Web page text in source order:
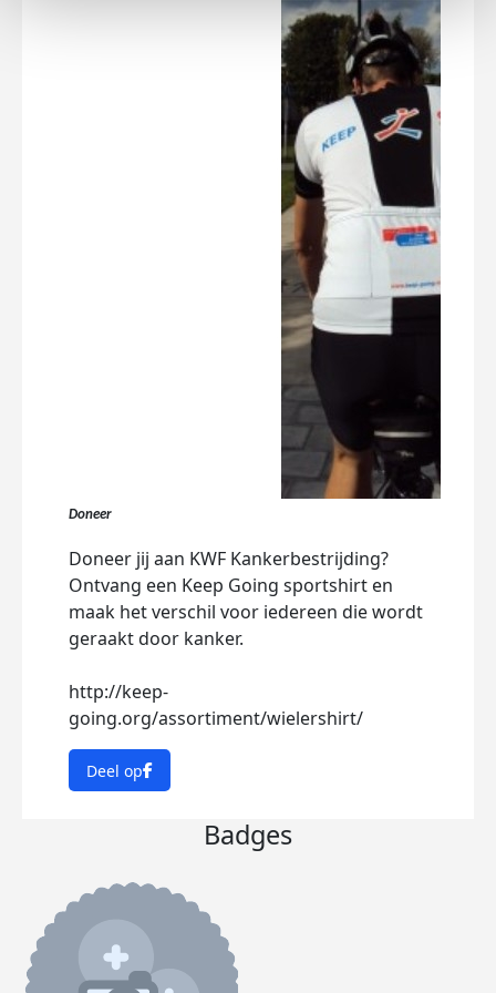
Doneer
Doneer jij aan KWF Kankerbestrijding?
Ontvang een Keep Going sportshirt en
maak het verschil voor iedereen die wordt
geraakt door kanker.
http://keep-
going.org/assortiment/wielershirt/
Deel op
Badges